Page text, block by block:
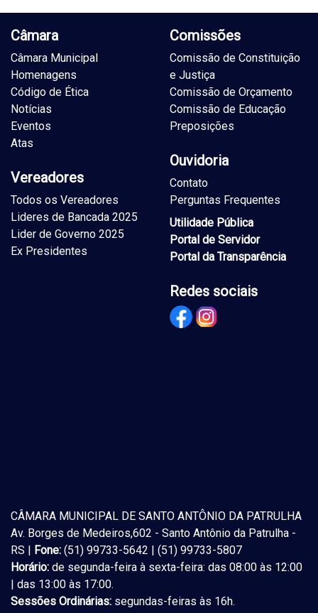
Câmara
Câmara Municipal
Homenagens
Código de Ética
Notícias
Eventos
Atas
Vereadores
Todos os Vereadores
Lideres de Bancada 2025
Lider de Governo 2025
Ex Presidentes
Comissões
Comissão de Constituição
e Justiça
Comissão de Orçamento
Comissão de Educação
Preposições
Ouvidoria
Contato
Perguntas Frequentes
Utilidade Pública
Portal de Servidor
Portal da Transparência
Redes sociais
CÂMARA MUNICIPAL DE SANTO ANTÔNIO DA PATRULHA
Av. Borges de Medeiros,602 - Santo Antônio da Patrulha -
RS | Fone: (51) 99733-5642 | (51) 99733-5807
Horário: de segunda-feira à sexta-feira: das 08:00 às 12:00
| das 13:00 às 17:00.
Sessões Ordinárias: segundas-feiras às 16h.